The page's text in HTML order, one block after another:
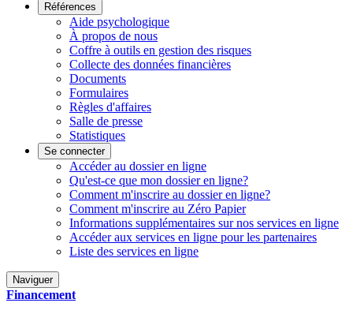
Références
Aide psychologique
À propos de nous
Coffre à outils en gestion des risques
Collecte des données financières
Documents
Formulaires
Règles d'affaires
Salle de presse
Statistiques
Se connecter
Accéder au dossier en ligne
Qu'est-ce que mon dossier en ligne?
Comment m'inscrire au dossier en ligne?
Comment m'inscrire au Zéro Papier
Informations supplémentaires sur nos services en ligne
Accéder aux services en ligne pour les partenaires
Liste des services en ligne
Naviguer
Financement